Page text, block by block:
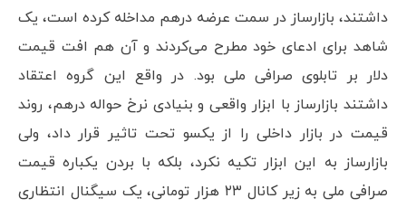
داشتند، بازارساز در سمت عرضه درهم مداخله کرده است، یک
شاهد برای ادعای خود مطرح می‌کردند و آن هم افت قیمت
دلار بر تابلوی صرافی ملی بود. در واقع این گروه اعتقاد
داشتند بازارساز با ابزار واقعی و بنیادی نرخ حواله درهم، روند
قیمت در بازار داخلی را از یکسو تحت تاثیر قرار داد، ولی
بازارساز به این ابزار تکیه نکرد، بلکه با بردن یکباره قیمت
صرافی ملی به زیر کانال ۲۳ هزار تومانی، یک سیگنال انتظاری